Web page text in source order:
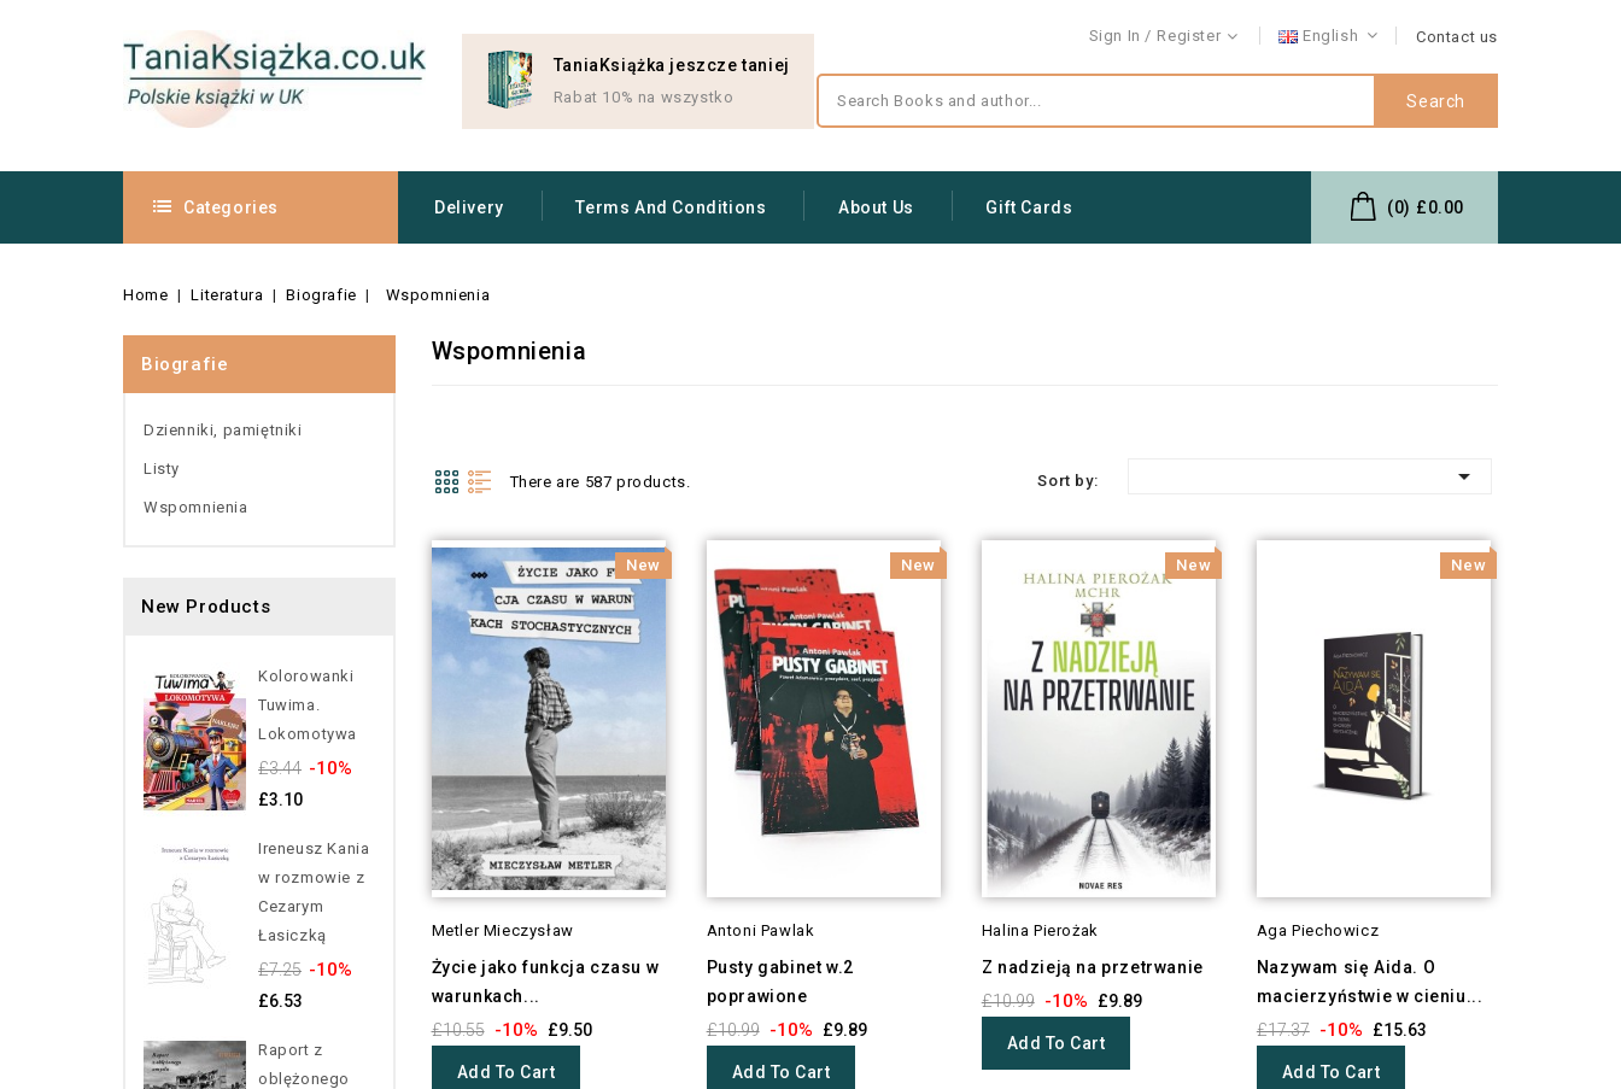
Sign In Register English Contact us
TaniaKsiążka jeszcze taniej
Rabat 10% na wszystko Search
Categories Delivery Terms And Conditions About Us Gift Cards (0) £0.00
Home Literatura Biografie Wspomnienia
Biografie
Dzienniki, pamiętniki
Listy
Wspomnienia
New Products
Kolorowanki
Tuwima.
Lokomotywa
£3.44 -10%
£3.10
Ireneusz Kania
w rozmowie z
Cezarym
Łasiczką
£7.25 -10%
£6.53
Raport z
oblężonego
Wspomnienia
There are 587 products. Sort by: 
New
Metler Mieczysław
Życie jako funkcja czasu w
warunkach...
£10.55 -10% £9.50
Add To Cart
New
Antoni Pawlak
Pusty gabinet w.2
poprawione
£10.99 -10% £9.89
Add To Cart
New
Halina Pierożak
Z nadzieją na przetrwanie
£10.99 -10% £9.89
Add To Cart
New
Aga Piechowicz
Nazywam się Aida. O
macierzyństwie w cieniu...
£17.37 -10% £15.63
Add To Cart